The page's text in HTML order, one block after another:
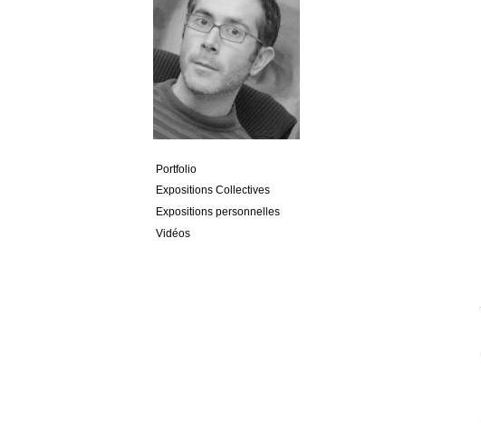
Portfolio
Expositions Collectives
Expositions personnelles
Vidéos